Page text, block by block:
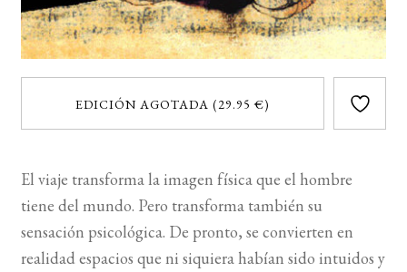
EDICIÓN AGOTADA (29.95 €)
El viaje transforma la imagen física que el hombre
tiene del mundo. Pero transforma también su
sensación psicológica. De pronto, se convierten en
realidad espacios que ni siquiera habían sido intuidos y